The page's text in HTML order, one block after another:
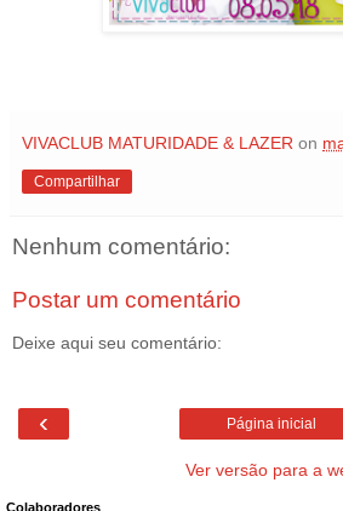
VIVACLUB MATURIDADE & LAZER on
Compartilhar
Nenhum comentário:
Postar um comentário
Deixe aqui seu comentário:
‹ Página inicial
Ver versão para a
Colaboradores